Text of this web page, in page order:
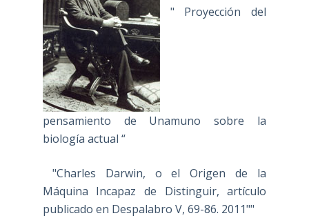
" Proyección del
pensamiento de Unamuno sobre la
biología actual “
"Charles Darwin, o el Origen de la
Máquina Incapaz de Distinguir, artículo
publicado en Despalabro V, 69-86. 2011""